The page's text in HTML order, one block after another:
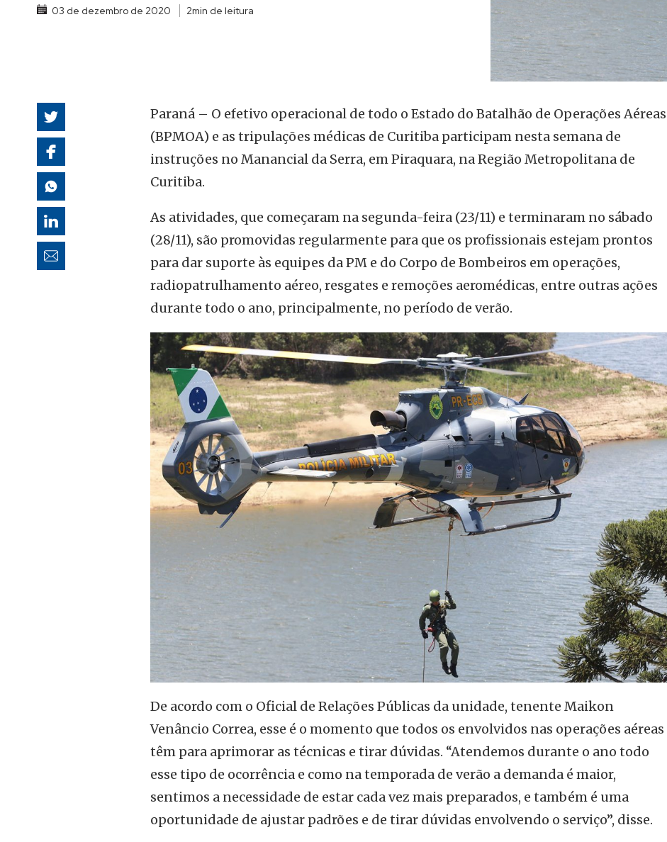
autoridades
03 de dezembro de 2020 2min de leitura
Paraná – O efetivo operacional de todo o Estado do Batalhão de Operações Aéreas
(BPMOA) e as tripulações médicas de Curitiba participam nesta semana de
instruções no Manancial da Serra, em Piraquara, na Região Metropolitana de
Curitiba.
As atividades, que começaram na segunda-feira (23/11) e terminaram no sábado
(28/11), são promovidas regularmente para que os profissionais estejam prontos
para dar suporte às equipes da PM e do Corpo de Bombeiros em operações,
radiopatrulhamento aéreo, resgates e remoções aeromédicas, entre outras ações
durante todo o ano, principalmente, no período de verão.
De acordo com o Oficial de Relações Públicas da unidade, tenente Maikon
Venâncio Correa, esse é o momento que todos os envolvidos nas operações aéreas
têm para aprimorar as técnicas e tirar dúvidas. “Atendemos durante o ano todo
esse tipo de ocorrência e como na temporada de verão a demanda é maior,
sentimos a necessidade de estar cada vez mais preparados, e também é uma
oportunidade de ajustar padrões e de tirar dúvidas envolvendo o serviço”, disse.